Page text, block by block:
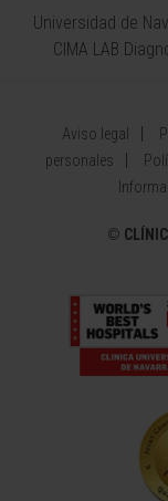
Universidad de
CIMA LAB
Aviso legal
personales
©